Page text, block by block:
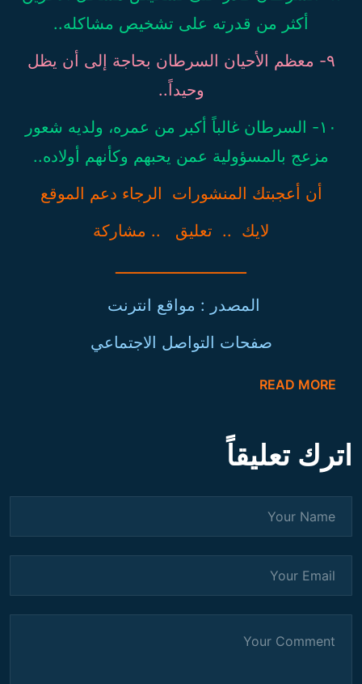
أكثر من قدرته على تشخيص مشاكله..
٩- معظم الأحيان السرطان بحاجة إلى أن يظل
وحيداً..
١٠- السرطان غالباً أكبر من عمره، ولديه شعور
مزعج بالمسؤولية عمن يحبهم وكأنهم أولاده..
أن أعجبتك المنشورات الرجاء دعم الموقع
لايك .. تعليق .. مشاركة
ـــــــــــــــــــــــــــ
المصدر : مواقع انترنت
صفحات التواصل الاجتماعي
READ MORE
اترك تعليقاً